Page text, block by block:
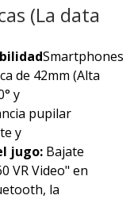
(La data
Smartphones
de 42mm (Alta
y
pupilar
y
jugo:Bajate
VR Video" en
la